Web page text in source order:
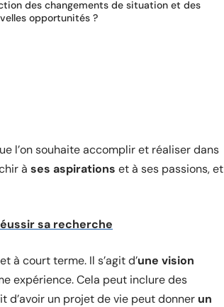
des changements de situation et des
opportunités ?
l’on souhaite accomplir et réaliser dans
à ses aspirations et à ses passions, et
sa recherche
à court terme. Il s’agit d’une vision
expérience. Cela peut inclure des
d’avoir un projet de vie peut donner un